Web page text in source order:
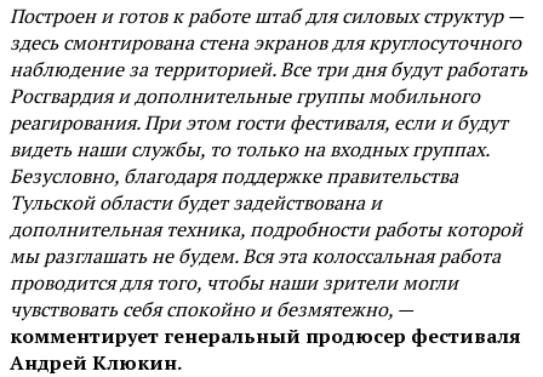
Построен и готов к работе штаб для силовых структур —
здесь смонтирована стена экранов для круглосуточного
наблюдение за территорией. Все три дня будут работать
Росгвардия и дополнительные группы мобильного
реагирования. При этом гости фестиваля, если и будут
видеть наши службы, то только на входных группах.
Безусловно, благодаря поддержке правительства
Тульской области будет задействована и
дополнительная техника, подробности работы которой
мы разглашать не будем. Вся эта колоссальная работа
проводится для того, чтобы наши зрители могли
чувствовать себя спокойно и безмятежно, —
комментирует генеральный продюсер фестиваля
Андрей Клюкин.